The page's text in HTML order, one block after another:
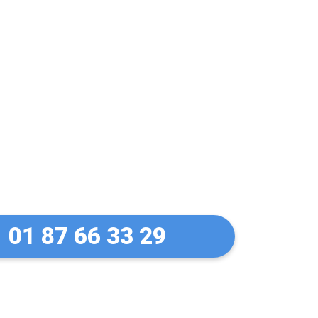
01 87 66 33 29